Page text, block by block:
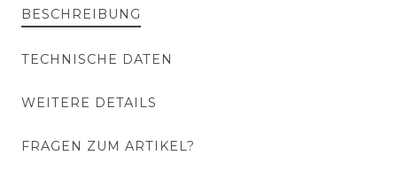
BESCHREIBUNG
TECHNISCHE DATEN
WEITERE DETAILS
FRAGEN ZUM ARTIKEL?